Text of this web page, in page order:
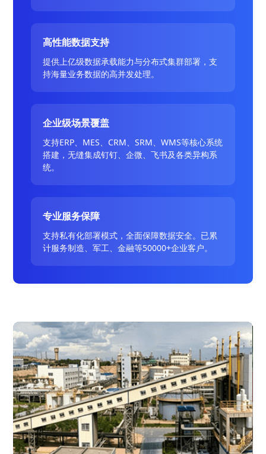
高性能数据支持
提供上亿级数据承载能力与分布式集群部署，支
持海量业务数据的高并发处理。
企业级场景覆盖
支持ERP、MES、CRM、SRM、WMS等核心系统
搭建，无缝集成钉钉、企微、飞书及各类异构系
统。
专业服务保障
支持私有化部署模式，全面保障数据安全。已累
计服务制造、军工、金融等50000+企业客户。